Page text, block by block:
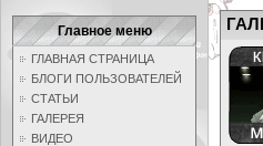
Главное меню
ГЛАВНАЯ СТРАНИЦА
БЛОГИ ПОЛЬЗОВАТЕЛЕЙ
СТАТЬИ
ГАЛЕРЕЯ
ВИДЕО